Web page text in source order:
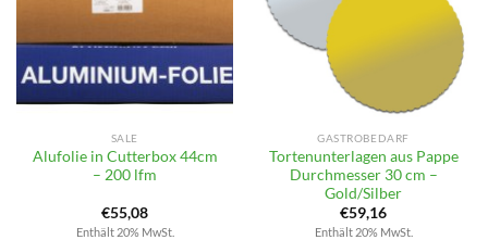
SALE
Alufolie in Cutterbox 44cm
– 200 lfm
€55,08
Enthält 20% MwSt.
GASTROBEDARF
Tortenunterlagen aus Pappe
Durchmesser 30 cm –
Gold/Silber
€59,16
Enthält 20% MwSt.